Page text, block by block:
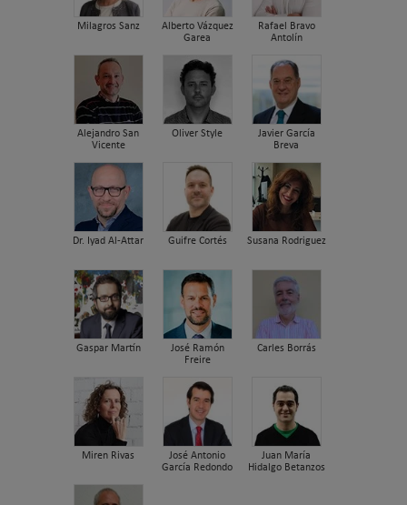
Milagros Sanz
Alberto Vázquez
Garea
Rafael Bravo
Antolín
Alejandro San
Vicente
Oliver Style
Javier García
Breva
Dr. Iyad Al-Attar Guifre Cortés Susana Rodriguez
Gaspar Martín
José Ramón
Freire
Carles Borrás
Miren Rivas
José Antonio
García Redondo
Juan María
Hidalgo Betanzos